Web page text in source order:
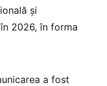
și
2026, în forma
a fost